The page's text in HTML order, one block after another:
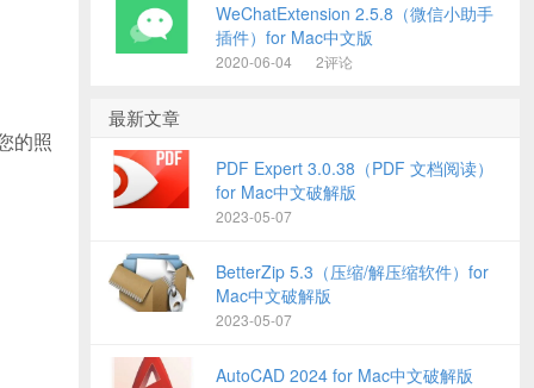
的照
WeChatExtension 2.5.8（微信小助手
插件）for Mac中文版
2020-06-04 2评论
最新文章
PDF Expert 3.0.38（PDF 文档阅读）
for Mac中文破解版
2023-05-07
BetterZip 5.3（压缩/解压缩软件）for
Mac中文破解版
2023-05-07
AutoCAD 2024 for Mac中文破解版